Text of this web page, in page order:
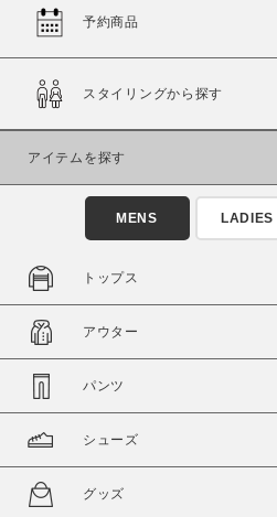
価格
通常商品
セール価格
在庫
予約商品
スタイリングから探す
アイテムを探す
MENS LADIES
トップス
アウター
パンツ
シューズ
グッズ